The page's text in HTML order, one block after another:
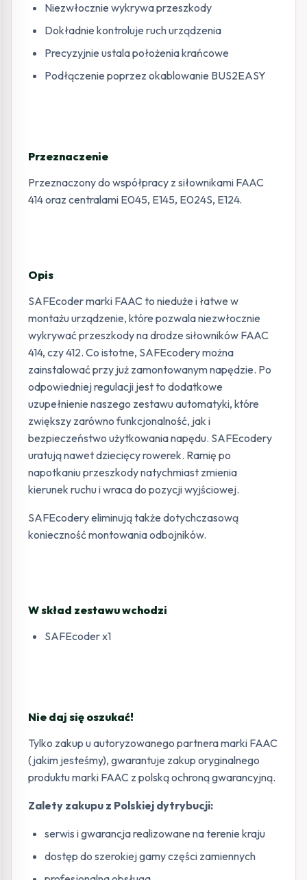
Niezwłocznie wykrywa przeszkody
Dokładnie kontroluje ruch urządzenia
Precyzyjnie ustala położenia krańcowe
Podłączenie poprzez okablowanie BUS2EASY
Przeznaczenie
Przeznaczony do współpracy z siłownikami FAAC
414 oraz centralami E045, E145, E024S, E124.
Opis
SAFEcoder marki FAAC to nieduże i łatwe w
montażu urządzenie, które pozwala niezwłocznie
wykrywać przeszkody na drodze siłowników FAAC
414, czy 412. Co istotne, SAFEcodery można
zainstalować przy już zamontowanym napędzie. Po
odpowiedniej regulacji jest to dodatkowe
uzupełnienie naszego zestawu automatyki, które
zwiększy zarówno funkcjonalność, jak i
bezpieczeństwo użytkowania napędu. SAFEcodery
uratują nawet dziecięcy rowerek. Ramię po
napotkaniu przeszkody natychmiast zmienia
kierunek ruchu i wraca do pozycji wyjściowej.
SAFEcodery eliminują także dotychczasową
konieczność montowania odbojników.
W skład zestawu wchodzi
SAFEcoder x1
Nie daj się oszukać!
Tylko zakup u autoryzowanego partnera marki FAAC
(jakim jesteśmy), gwarantuje zakup oryginalnego
produktu marki FAAC z polską ochroną gwarancyjną.
Zalety zakupu z Polskiej dytrybucji:
serwis i gwarancja realizowane na terenie kraju
dostęp do szerokiej gamy części zamiennych